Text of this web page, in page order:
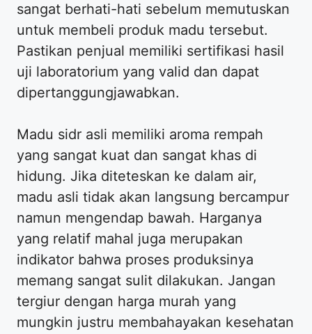
sangat berhati-hati sebelum memutuskan
untuk membeli produk madu tersebut.
Pastikan penjual memiliki sertifikasi hasil
uji laboratorium yang valid dan dapat
dipertanggungjawabkan.
Madu sidr asli memiliki aroma rempah
yang sangat kuat dan sangat khas di
hidung. Jika diteteskan ke dalam air,
madu asli tidak akan langsung bercampur
namun mengendap bawah. Harganya
yang relatif mahal juga merupakan
indikator bahwa proses produksinya
memang sangat sulit dilakukan. Jangan
tergiur dengan harga murah yang
mungkin justru membahayakan kesehatan